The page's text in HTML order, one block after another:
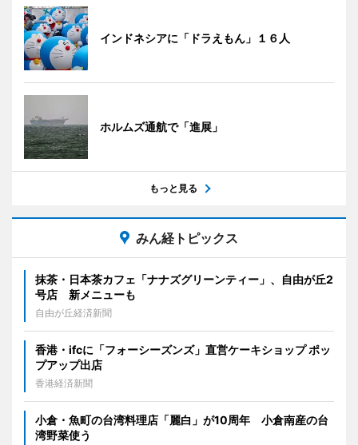
インドネシアに「ドラえもん」１６人
ホルムズ通航で「進展」
もっと見る
みん経トピックス
抹茶・日本茶カフェ「ナナズグリーンティー」、自由が丘2
号店 新メニューも
自由が丘経済新聞
香港・ifcに「フォーシーズンズ」直営ケーキショップ ポッ
プアップ出店
香港経済新聞
小倉・魚町の台湾料理店「麗白」が10周年 小倉南産の台
湾野菜使う